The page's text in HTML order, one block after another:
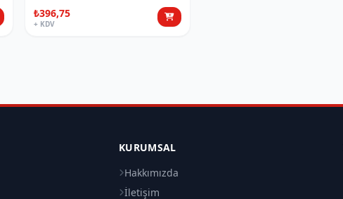
₺396,75
+ KDV
KURUMSAL
Hakkımızda
İletişim